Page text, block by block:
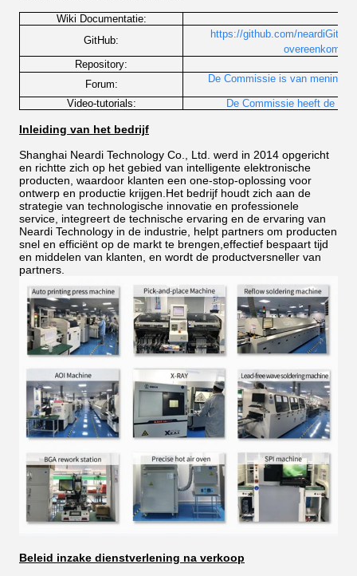
Wiki Documentatie:
GitHub:
https://github.com/
overeenkomst
Repository:
Forum: De Commissie is van mening
Video-tutorials: De Commissie heeft de
Inleiding van het bedrijf
Shanghai Neardi Technology Co., Ltd. werd in 2014 opgericht
en richtte zich op het gebied van intelligente elektronische
producten, waardoor klanten een one-stop-oplossing voor
ontwerp en productie krijgen.Het bedrijf houdt zich aan de
strategie van technologische innovatie en professionele
service, integreert de technische ervaring en de ervaring van
Neardi Technology in de industrie, helpt partners om producten
snel en efficiënt op de markt te brengen,effectief bespaart tijd
en middelen van klanten, en wordt de productversneller van
partners.
Beleid inzake dienstverlening na verkoop